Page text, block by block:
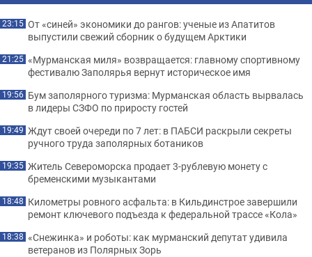
23:15 От «синей» экономики до рангов: ученые из Апатитов
выпустили свежий сборник о будущем Арктики
21:25 «Мурманская миля» возвращается: главному спортивному
фестивалю Заполярья вернут историческое имя
19:56 Бум заполярного туризма: Мурманская область вырвалась
в лидеры СЗФО по приросту гостей
19:49 Ждут своей очереди по 7 лет: в ПАБСИ раскрыли секреты
ручного труда заполярных ботаников
19:35 Житель Североморска продает 3-рублевую монету с
бременскими музыкантами
18:48 Километры ровного асфальта: в Кильдинстрое завершили
ремонт ключевого подъезда к федеральной трассе «Кола»
18:38 «Снежинка» и роботы: как мурманский депутат удивила
ветеранов из Полярных Зорь